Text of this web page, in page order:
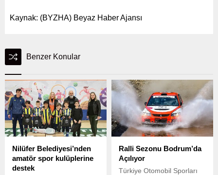
Kaynak: (BYZHA) Beyaz Haber Ajansı
Benzer Konular
Nilüfer Belediyesi’nden
amatör spor kulüplerine
destek
Ralli Sezonu Bodrum’da
Açılıyor
Türkiye Otomobil Sporları